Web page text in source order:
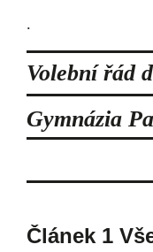
.
Volební řád
Gymnázia
Článek 1